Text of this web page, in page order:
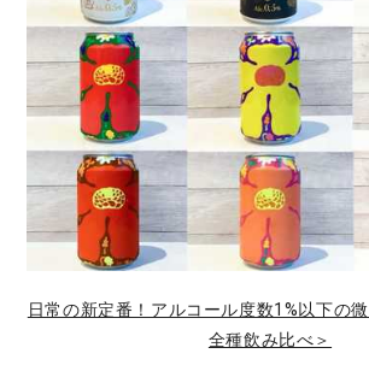
日常の新定番！アルコール度数1%以下の
全種飲み比べ＞